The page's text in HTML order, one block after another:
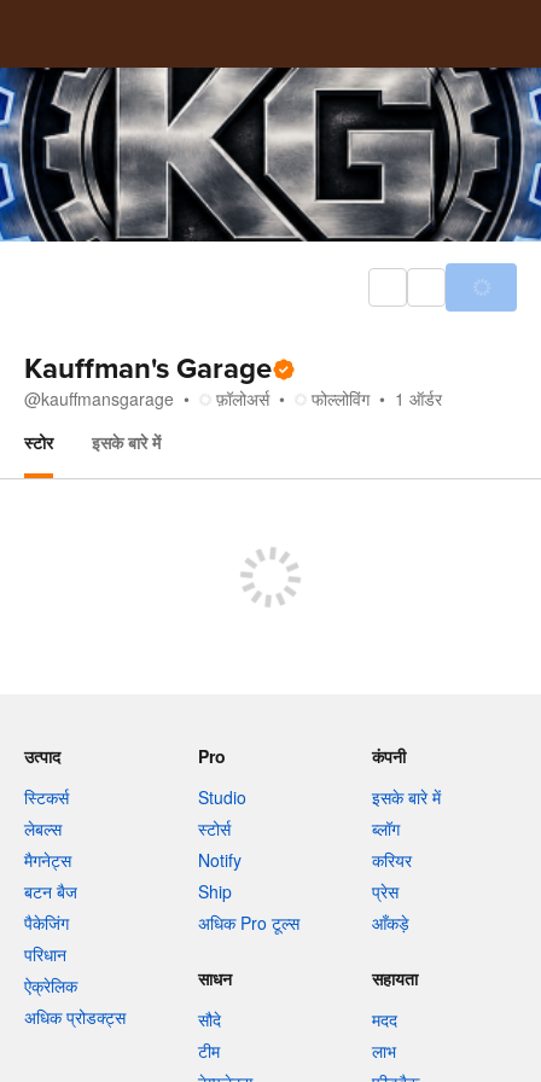
Kauffman's Garage
@kauffmansgarage फ़ॉलोअर्स फोल्लोविंग 1 ऑर्डर
स्टोर
इसके बारे में
उत्पाद
स्टिकर्स
लेबल्स
मैगनेट्स
बटन बैज
पैकेजिंग
परिधान
ऐक्रेलिक
अधिक प्रोडक्ट्स
Pro
Studio
स्टोर्स
Notify
Ship
अधिक Pro टूल्स
कंपनी
इसके बारे में
ब्लॉग
करियर
प्रेस
आँकड़े
साधन
सौदे
टीम
सहायता
मदद
लाभ